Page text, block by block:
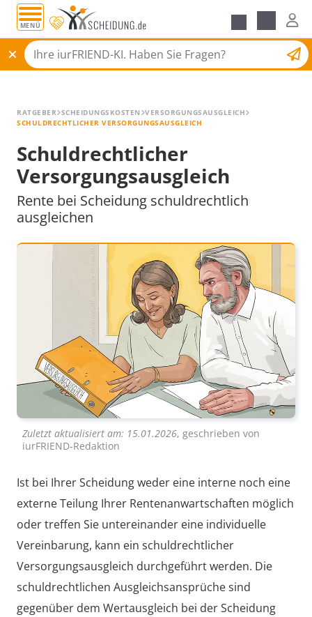
MENÜ
Scheidungsantrag
Alle Ratgeber
RATGEBER SCHEIDUNGSKOSTEN VERSORGUNGSAUSGLEICH
SCHULDRECHTLICHER VERSORGUNGSAUSGLEICH
Schuldrechtlicher
Versorgungsausgleich
Rente bei Scheidung schuldrechtlich
ausgleichen
Zuletzt aktualisiert am: 15.01.2026, geschrieben von
iurFRIEND-Redaktion
Ist bei Ihrer Scheidung weder eine interne noch eine
externe Teilung Ihrer Rentenanwartschaften möglich
oder treffen Sie untereinander eine individuelle
Vereinbarung, kann ein schuldrechtlicher
Versorgungsausgleich durchgeführt werden. Die
schuldrechtlichen Ausgleichsansprüche sind
gegenüber dem Wertausgleich bei der Scheidung